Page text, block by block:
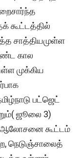
கூட்டத்தில்
சாத்தியமுள்ள
கால
முக்கிய
பட்ஜெட்
ஜூலை 3)
ஆலோசனை கூட்டம்
நெடுஞ்சாலைத்